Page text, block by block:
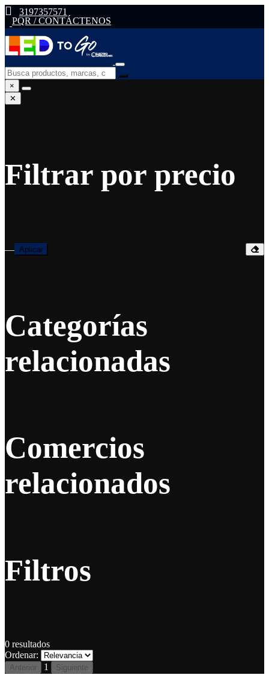
3197357571
PQR / CONTÁCTENOS
×
✕
Filtrar por precio
— Aplicar
Categorías
relacionadas
Comercios
relacionados
Filtros
0 resultados
Ordenar:
Anterior 1 Siguiente